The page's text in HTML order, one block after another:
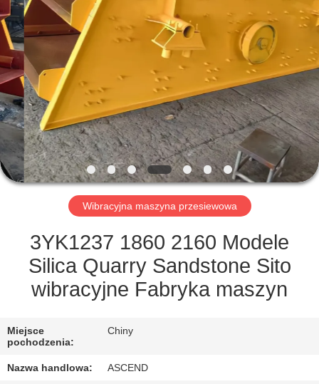
WYCIECZKA
PO
FABRYCE
KONTROLA
JAKOŚCI
SKONTAKTUJ
NAMI
POPROSIĆ
Wibracyjna maszyna przesiewowa
3YK1237 1860 2160 Modele
Silica Quarry Sandstone Sito
wibracyjne Fabryka maszyn
Miejsce
pochodzenia:
Chiny
Nazwa handlowa: ASCEND